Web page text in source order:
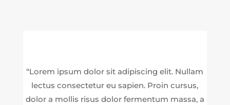
“Lorem ipsum dolor sit adipiscing elit. Nullam
lectus consectetur eu sapien. Proin cursus,
dolor a mollis risus dolor fermentum massa, a